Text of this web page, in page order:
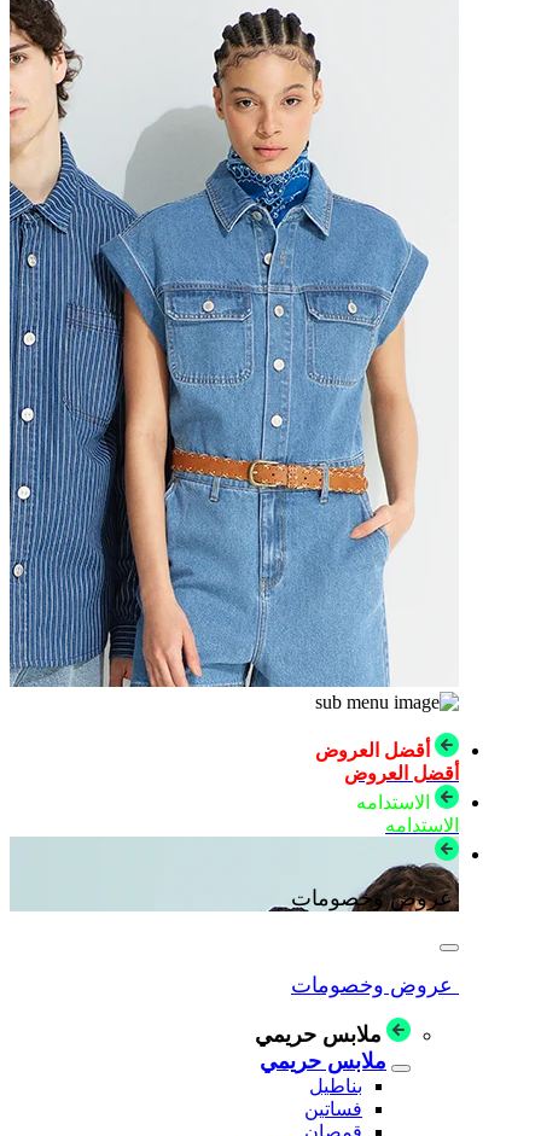
أقضل العروض
أقضل العروض
الاستدامه
الاستدامه
عروض وخصومات
عروض وخصومات
ملابس حريمي
ملابس حريمي
بناطيل
فساتين
قمصان